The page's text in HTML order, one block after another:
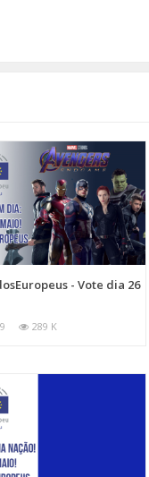
index.aspx
- Vote dia 26
289 K